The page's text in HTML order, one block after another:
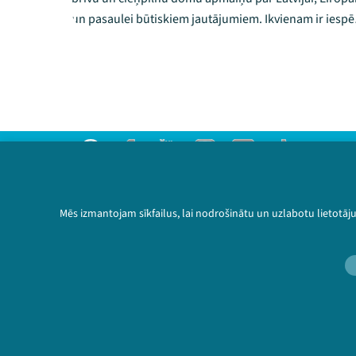
Mēs izmantojam sīkfailus, lai nodrošinātu un uzlabotu
un pasaulei būtiskiem jautājumiem. Ikvienam ir
Privātuma politika
Lietošanas noteikumi un sīkdatņu politika
© 2026 Sarunu festivāls LAMPA Visas